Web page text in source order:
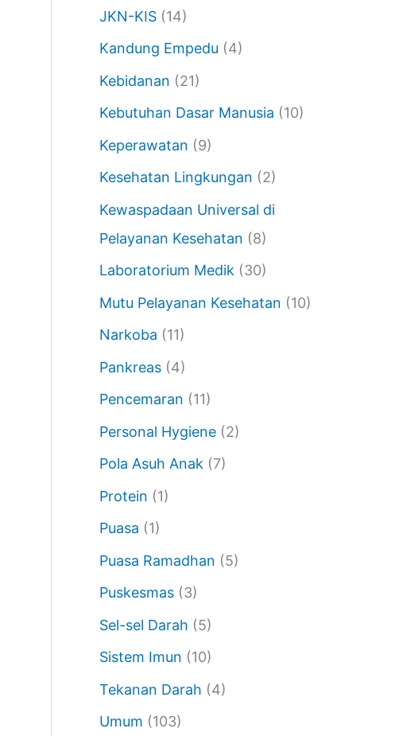
JKN-KIS (14)
Kandung Empedu (4)
Kebidanan (21)
Kebutuhan Dasar Manusia (10)
Keperawatan (9)
Kesehatan Lingkungan (2)
Kewaspadaan Universal di
Pelayanan Kesehatan (8)
Laboratorium Medik (30)
Mutu Pelayanan Kesehatan (10)
Narkoba (11)
Pankreas (4)
Pencemaran (11)
Personal Hygiene (2)
Pola Asuh Anak (7)
Protein (1)
Puasa (1)
Puasa Ramadhan (5)
Puskesmas (3)
Sel-sel Darah (5)
Sistem Imun (10)
Tekanan Darah (4)
Umum (103)